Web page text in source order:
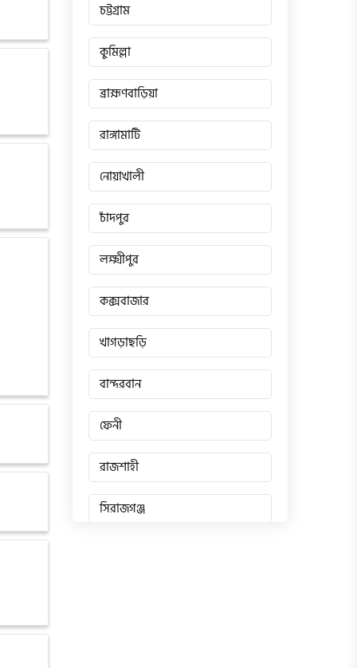
চট্টগ্রাম
কুমিল্লা
ব্রাহ্মণবাড়িয়া
রাঙ্গামাটি
নোয়াখালী
চাঁদপুর
লক্ষ্মীপুর
কক্সবাজার
খাগড়াছড়ি
বান্দরবান
ফেনী
রাজশাহী
সিরাজগঞ্জ